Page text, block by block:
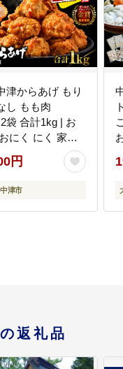
津からあげ もり
し もも肉
袋 合計1kg | お
にく にく 家庭
津からあげ 唐揚
あげ から揚げ 冷
食品 お弁当 弁当
分県 中津市
円
津市
返礼品